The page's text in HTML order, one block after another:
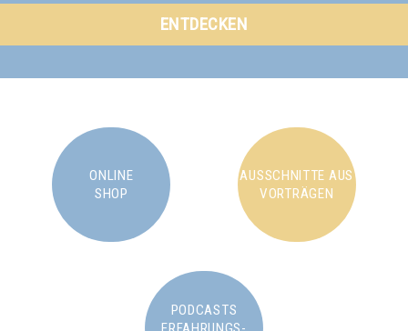
ENTDECKEN
ONLINE
SHOP
AUSSCHNITTE AUS
VORTRÄGEN
PODCASTS